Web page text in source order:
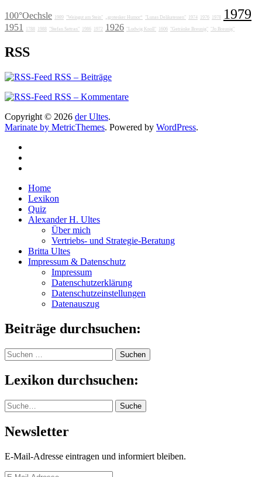
100°Oechsle 1989 "Weingut am Stein" „grotesker Humor“ "Lunas Delikatessen" 1974 1976 1978 1979
1951 1788 1988 "Stefan Sattran" 1986 1972 1926 "Ludwig Knoll" 1606 "Getränke Breunig" "Jo Breunig"
RSS
RSS – Beiträge
RSS – Kommentare
Copyright © 2026 der Ultes.
Marinate by MetricThemes. Powered by WordPress.
Home
Lexikon
Quiz
Alexander H. Ultes
Über mich
Vertriebs- und Strategie-Beratung
Britta Ultes
Impressum & Datenschutz
Impressum
Datenschutzerklärung
Datenschutzeinstellungen
Datenauszug
Beiträge durchsuchen:
Suchen
nach:
Lexikon durchsuchen:
Suche Suche
Newsletter
E-Mail-Adresse eintragen und informiert bleiben.